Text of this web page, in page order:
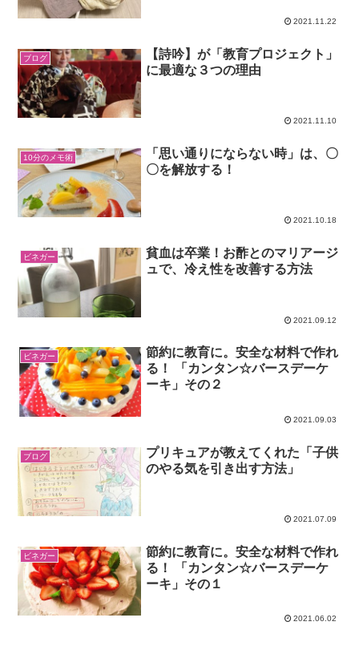
2021.11.22
ブログ
【詩吟】が「教育プロジェクト」
に最適な３つの理由
2021.11.10
10分のメモ術
「思い通りにならない時」は、〇
〇を解放する！
2021.10.18
ビネガー
貧血は卒業！お酢とのマリアージ
ュで、冷え性を改善する方法
2021.09.12
ビネガー
節約に教育に。安全な材料で作れ
る！ 「カンタン☆バースデーケ
ーキ」その２
2021.09.03
ブログ
プリキュアが教えてくれた「子供
のやる気を引き出す方法」
2021.07.09
ビネガー
節約に教育に。安全な材料で作れ
る！ 「カンタン☆バースデーケ
ーキ」その１
2021.06.02